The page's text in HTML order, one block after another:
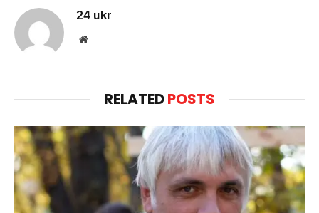
24 ukr
Website
RELATEDPOSTS